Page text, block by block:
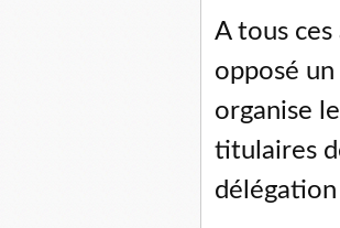
A tous
opposé
organise
titulaires